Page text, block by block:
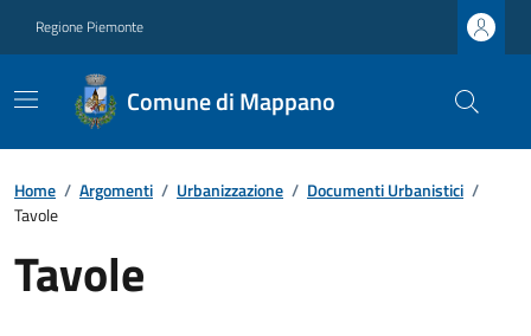
Regione Piemonte
Comune di Mappano
Home / Argomenti / Urbanizzazione / Documenti Urbanistici /
Tavole
Tavole